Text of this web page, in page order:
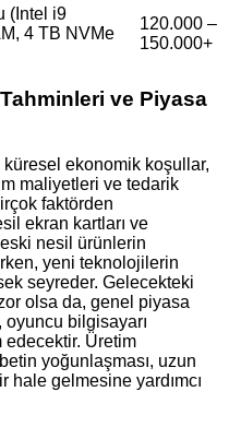
(Intel i9
4 TB NVMe
120.000 –
150.000+
ve Piyasa
küresel ekonomik koşullar,
maliyetleri ve tedarik
faktörden
ekran kartları ve
nesil ürünlerin
yeni teknolojilerin
seyreder. Gelecekteki
olsa da, genel piyasa
bilgisayarı
edecektir. Üretim
yoğunlaşması, uzun
hale gelmesine yardımcı